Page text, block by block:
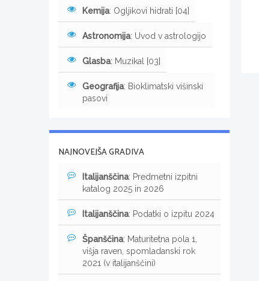
Kemija: Ogljikovi hidrati [04]
Astronomija: Uvod v astrologijo
Glasba: Muzikal [03]
Geografija: Bioklimatski višinski
pasovi
NAJNOVEJŠA GRADIVA
Italijanščina: Predmetni izpitni
katalog 2025 in 2026
Italijanščina: Podatki o izpitu 2024
Španščina: Maturitetna pola 1,
višja raven, spomladanski rok
2021 (v italijanščini)